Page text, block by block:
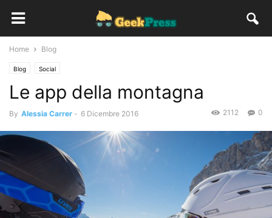
Home Blog
Blog Social
Le app della montagna
By Alessia Carrer - 6 Dicembre 2016 0
2112